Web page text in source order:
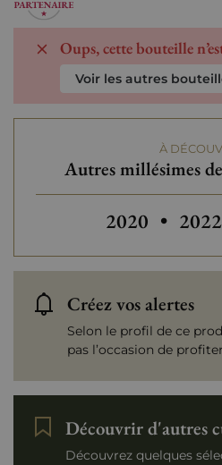
Oups, cette bouteille
Voir les autres
À
Autres millésimes
Autres
2020 • 2022
Créez vos alertes
Selon le profil de ce
pas l’occasion de
Découvrir d'autres
Découvrez quelques